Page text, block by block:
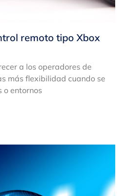
remoto tipo Xbox
a los operadores de
más flexibilidad cuando se
o entornos